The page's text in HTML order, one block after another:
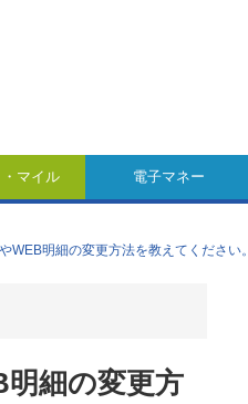
マイル 電子マネー
WEB明細の変更方法を教えてください。
細の変更方